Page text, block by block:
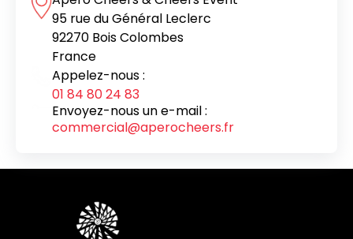
95 rue du Général Leclerc
92270 Bois Colombes
France
Appelez-nous :
01 84 80 24 83
Envoyez-nous un e-mail :
commercial@aperocheers.fr